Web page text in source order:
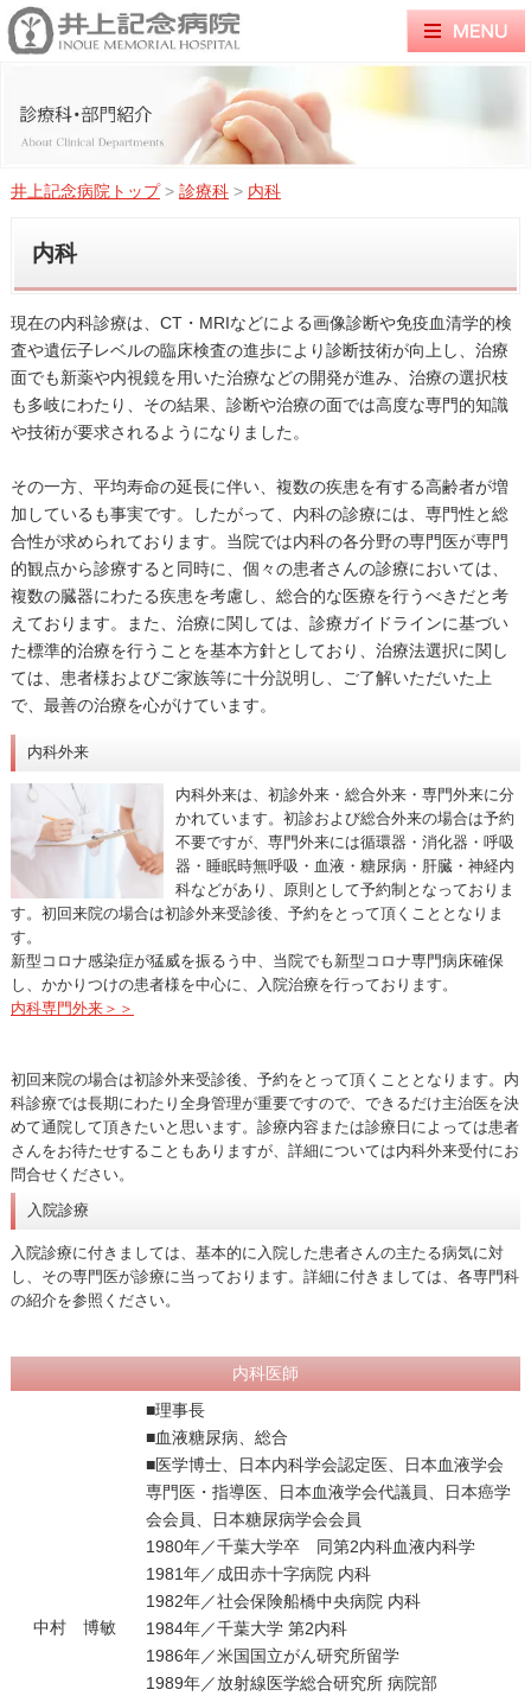
井上記念病院トップ > 診療科 > 内科
内科
現在の内科診療は、CT・MRIなどによる画像診断や免疫血清学的検
査や遺伝子レベルの臨床検査の進歩により診断技術が向上し、治療
面でも新薬や内視鏡を用いた治療などの開発が進み、治療の選択枝
も多岐にわたり、その結果、診断や治療の面では高度な専門的知識
や技術が要求されるようになりました。
その一方、平均寿命の延長に伴い、複数の疾患を有する高齢者が増
加しているも事実です。したがって、内科の診療には、専門性と総
合性が求められております。当院では内科の各分野の専門医が専門
的観点から診療すると同時に、個々の患者さんの診療においては、
複数の臓器にわたる疾患を考慮し、総合的な医療を行うべきだと考
えております。また、治療に関しては、診療ガイドラインに基づい
た標準的治療を行うことを基本方針としており、治療法選択に関し
ては、患者様およびご家族等に十分説明し、ご了解いただいた上
で、最善の治療を心がけています。
内科外来
内科外来は、初診外来・総合外来・専門外来に分
かれています。初診および総合外来の場合は予約
不要ですが、専門外来には循環器・消化器・呼吸
器・睡眠時無呼吸・血液・糖尿病・肝臓・神経内
科などがあり、原則として予約制となっておりま
す。初回来院の場合は初診外来受診後、予約をとって頂くこととなりま
す。
新型コロナ感染症が猛威を振るう中、当院でも新型コロナ専門病床確保
し、かかりつけの患者様を中心に、入院治療を行っております。
内科専門外来＞＞
初回来院の場合は初診外来受診後、予約をとって頂くこととなります。内
科診療では長期にわたり全身管理が重要ですので、できるだけ主治医を決
めて通院して頂きたいと思います。診療内容または診療日によっては患者
さんをお待たせすることもありますが、詳細については内科外来受付にお
問合せください。
入院診療
入院診療に付きましては、基本的に入院した患者さんの主たる病気に対
し、その専門医が診療に当っております。詳細に付きましては、各専門科
の紹介を参照ください。
内科医師
中村 博敏
■理事長
■血液糖尿病、総合
■医学博士、日本内科学会認定医、日本血液学会
専門医・指導医、日本血液学会代議員、日本癌学
会会員、日本糖尿病学会会員
1980年／千葉大学卒 同第2内科血液内科学
1981年／成田赤十字病院 内科
1982年／社会保険船橋中央病院 内科
1984年／千葉大学 第2内科
1986年／米国国立がん研究所留学
1989年／放射線医学総合研究所 病院部